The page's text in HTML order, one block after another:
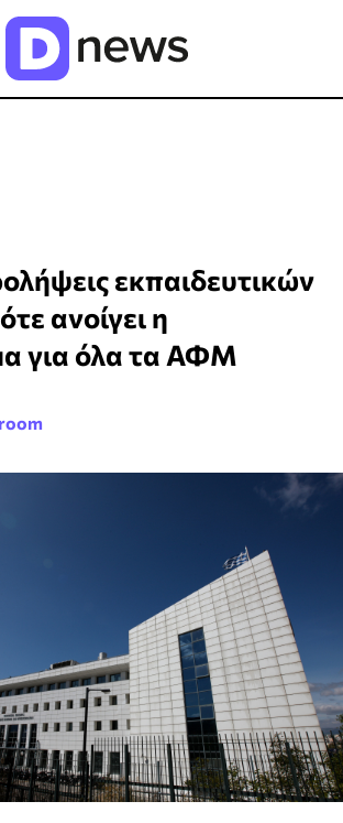
εκπαιδευτικών
ανοίγει η
για όλα τα ΑΦΜ